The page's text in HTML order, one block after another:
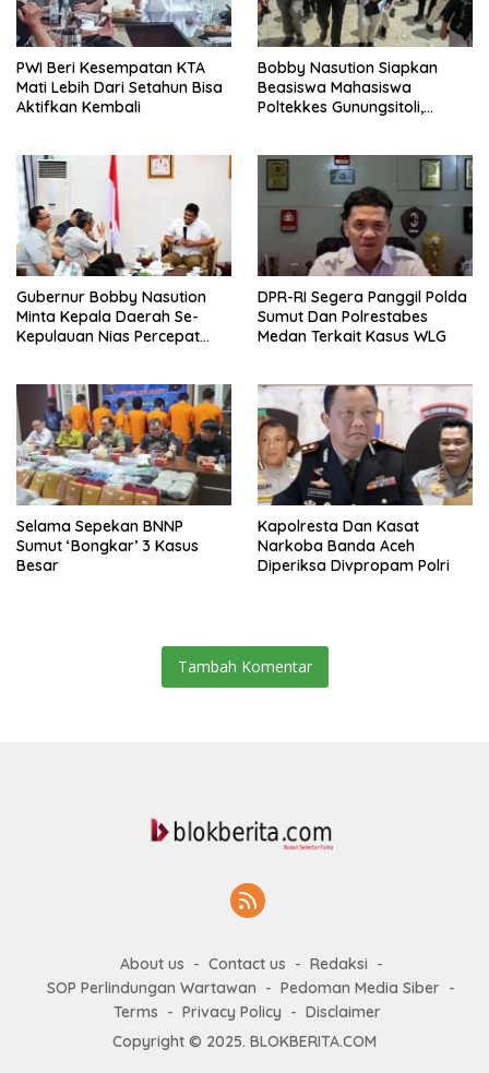
PWI Beri Kesempatan KTA
Mati Lebih Dari Setahun Bisa
Aktifkan Kembali
Bobby Nasution Siapkan
Beasiswa Mahasiswa
Poltekkes Gunungsitoli,
Gubernur Bobby Nasution
Minta Kepala Daerah Se-
Kepulauan Nias Percepat
DPR-RI Segera Panggil Polda
Sumut Dan Polrestabes
Medan Terkait Kasus WLG
Selama Sepekan BNNP
Sumut ‘Bongkar’ 3 Kasus
Besar
Kapolresta Dan Kasat
Narkoba Banda Aceh
Diperiksa Divpropam Polri
Tambah Komentar
About us Contact us
Redaksi
SOP Perlindungan Wartawan
Pedoman Media Siber
Terms
Privacy Policy
Disclaimer
Copyright © 2025. BLOKBERITA.COM